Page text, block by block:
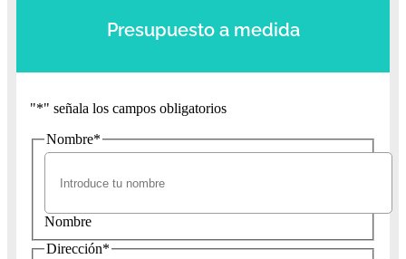
Presupuesto a medida
"*" señala los campos obligatorios
Nombre*
Nombre
Dirección*